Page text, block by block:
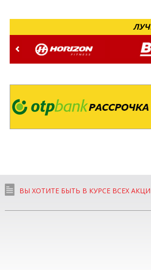
ВЫ ХОТИТЕ БЫТЬ В КУРСЕ ВСЕХ